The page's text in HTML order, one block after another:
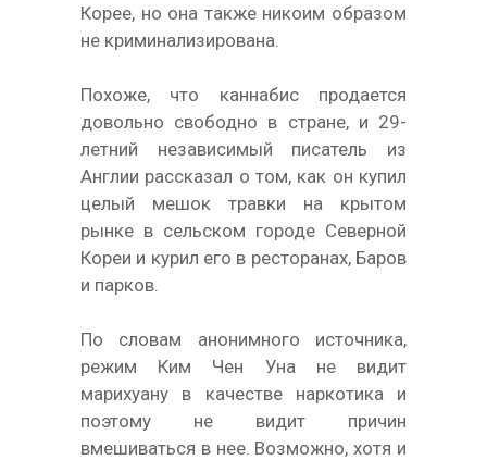
Корее, но она также никоим образом
не криминализирована.
Похоже, что каннабис продается
довольно свободно в стране, и 29-
летний независимый писатель из
Англии рассказал о том, как он купил
целый мешок травки на крытом
рынке в сельском городе Северной
Кореи и курил его в ресторанах, Баров
и парков.
По словам анонимного источника,
режим Ким Чен Уна не видит
марихуану в качестве наркотика и
поэтому не видит причин
вмешиваться в нее. Возможно, хотя и